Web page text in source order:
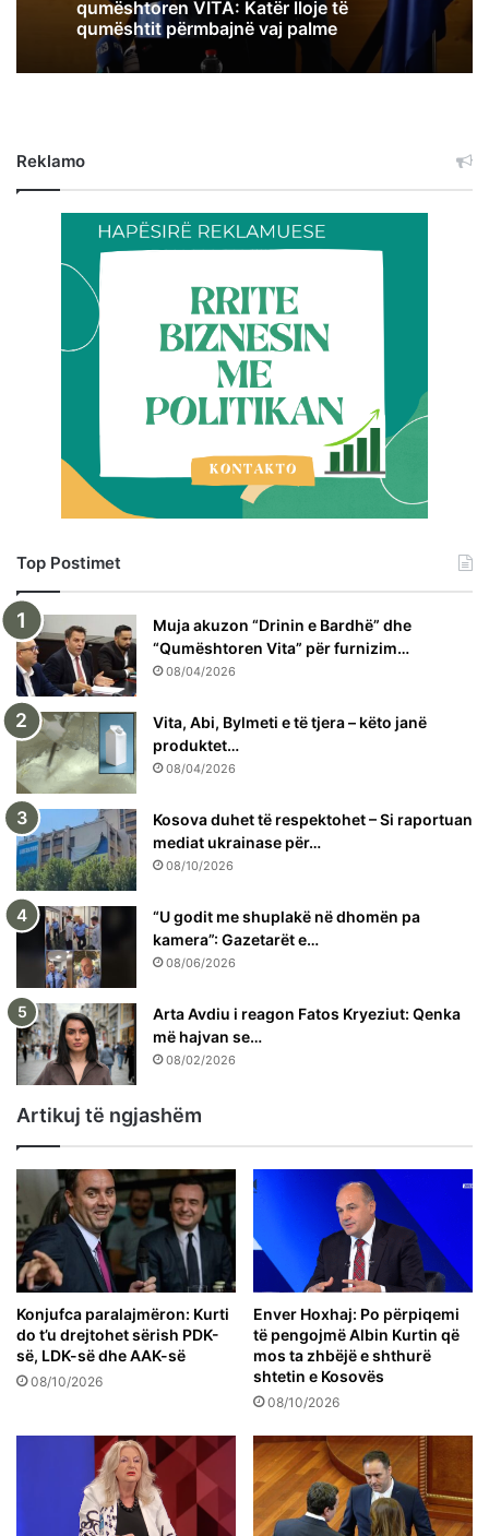
qumështoren VITA: Katër lloje të
qumështit përmbajnë vaj palme
Reklamo
Top Postimet
Muja akuzon “Drinin e Bardhë” dhe
“Qumështoren Vita” për furnizim…
08/04/2026
Vita, Abi, Bylmeti e të tjera – këto janë
produktet…
08/04/2026
Kosova duhet të respektohet – Si raportuan
mediat ukrainase për…
08/10/2026
“U godit me shuplakë në dhomën pa
kamera”: Gazetarët e…
08/06/2026
Arta Avdiu i reagon Fatos Kryeziut: Qenka
më hajvan se…
08/02/2026
Artikuj të ngjashëm
Konjufca paralajmëron: Kurti
do t’u drejtohet sërish PDK-
së, LDK-së dhe AAK-së
08/10/2026
Enver Hoxhaj: Po përpiqemi
të pengojmë Albin Kurtin që
mos ta zhbëjë e shthurë
shtetin e Kosovës
08/10/2026